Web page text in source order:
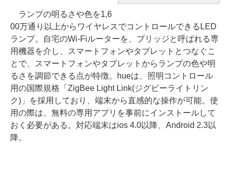
ランプの明るさや色を1,6
00万通り以上からワイヤレスでコントロールできるLED
ランプ。自宅のWi-Fiルーターを、ブリッジと呼ばれる専
用機器を介し、スマートフォンやタブレットとつなぐこ
とで、スマートフォンやタブレットからランプの色や明
るさを調節できる点が特徴。hueは、照明コントロール
用の国際規格「ZigBee Light Link(ジグビーライトリン
ク)」を採用しており、端末から直感的な操作が可能。使
用の際は、無料の専用アプリを事前にインストールして
おく必要がある。対応端末はios 4.0以降、Android 2.3以
降。